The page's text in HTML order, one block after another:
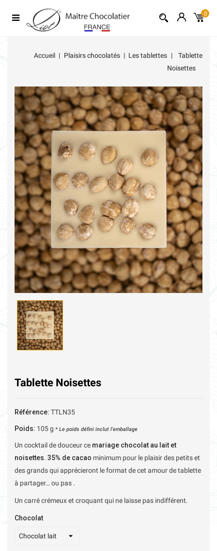
0
Accueil Plaisirs chocolatés Les tablettes
Tablette
Noisettes
Tablette Noisettes
Référence: TTLN35
Poids: 105g * Le poids défini inclut l'emballage
Un cocktail de douceur ce mariage chocolat au lait et
noisettes. 35% de cacao minimum pour le plaisir des petits et
des grands qui apprécieront le format de cet amour de tablette
à partager… ou pas .
Un carré crémeux et croquant qui ne laisse pas indifférent.
Chocolat